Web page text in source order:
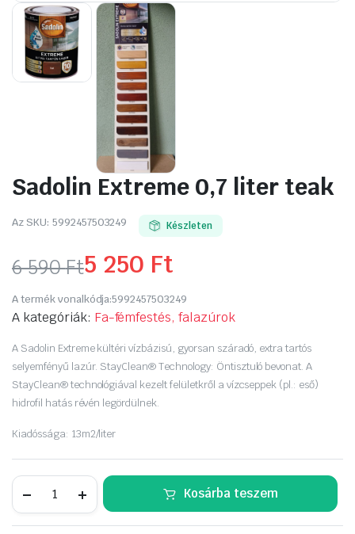
Sadolin Extreme 0,7 liter teak
Az SKU: 5992457503249 Készleten
6 590Ft
Original
price
was:
6
590 Ft.
5 250 Ft
Current
price
is:
5
250 Ft.
A termék vonalkódja:5992457503249
A kategóriák: Fa-fémfestés, falazúrok
A Sadolin Extreme kültéri vízbázisú, gyorsan száradó, extra tartós
selyemfényű lazúr. StayClean® Technology: Öntisztuló bevonat. A
StayClean® technológiával kezelt felületkről a vízcseppek (pl.: eső)
hidrofil hatás révén legördülnek.
Kiadóssága: 13m2/liter
Extreme
liter
Kosárba teszem